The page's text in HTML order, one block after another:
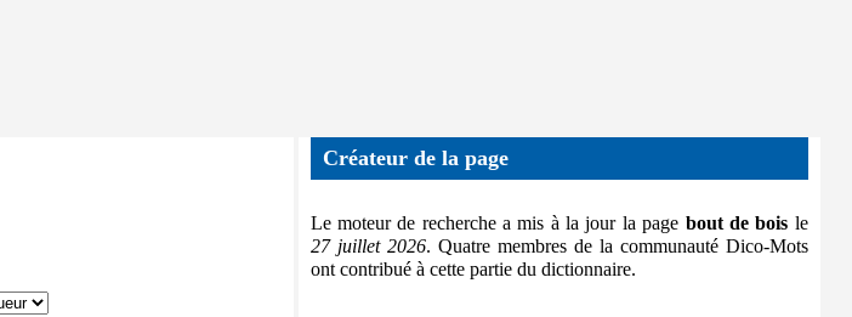
Créateur de la page
Le moteur de recherche a mis à la jour la page bout de bois le
27 juillet 2026. Quatre membres de la communauté Dico-Mots
ont contribué à cette partie du dictionnaire.